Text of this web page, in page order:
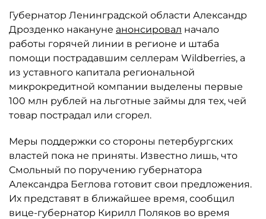
Губернатор Ленинградской области Александр
Дрозденко накануне анонсировал начало
работы горячей линии в регионе и штаба
помощи пострадавшим селлерам Wildberries, а
из уставного капитала региональной
микрокредитной компании выделены первые
100 млн рублей на льготные займы для тех, чей
товар пострадал или сгорел.
Меры поддержки со стороны петербургских
властей пока не приняты. Известно лишь, что
Смольный по поручению губернатора
Александра Беглова готовит свои предложения.
Их представят в ближайшее время, сообщил
вице-губернатор Кирилл Поляков во время